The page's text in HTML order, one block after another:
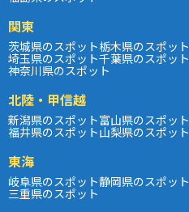
関東
茨城県のスポット栃木県のスポット
埼玉県のスポット千葉県のスポット
神奈川県のスポット
北陸・甲信越
新潟県のスポット富山県のスポット
福井県のスポット山梨県のスポット
東海
岐阜県のスポット静岡県のスポット
三重県のスポット